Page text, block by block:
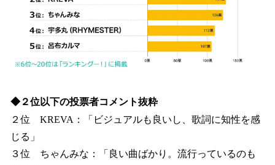
◆２位以下の投票者コメント抜粋
２位 KREVA：「ビジュアルも良いし、歌詞に知性を感
じる」
３位 ちゃんみな：「良い曲ばかり。流行っているのも